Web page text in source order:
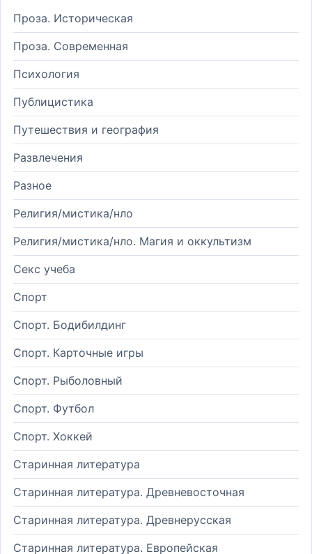
Проза. Историческая
Проза. Современная
Психология
Публицистика
Путешествия и география
Развлечения
Разное
Религия/мистика/нло
Религия/мистика/нло. Магия и оккультизм
Секс учеба
Спорт
Спорт. Бодибилдинг
Спорт. Карточные игры
Спорт. Рыболовный
Спорт. Футбол
Спорт. Хоккей
Старинная литература
Старинная литература. Древневосточная
Старинная литература. Древнерусская
Старинная литература. Европейская